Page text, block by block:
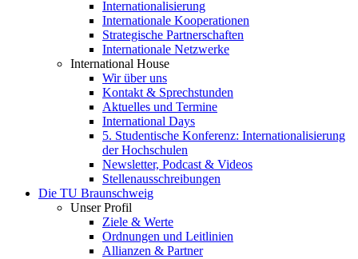
Internationalisierung
Internationale Kooperationen
Strategische Partnerschaften
Internationale Netzwerke
International House
Wir über uns
Kontakt & Sprechstunden
Aktuelles und Termine
International Days
5. Studentische Konferenz: Internationalisierung
der Hochschulen
Newsletter, Podcast & Videos
Stellenausschreibungen
Die TU Braunschweig
Unser Profil
Ziele & Werte
Ordnungen und Leitlinien
Allianzen & Partner